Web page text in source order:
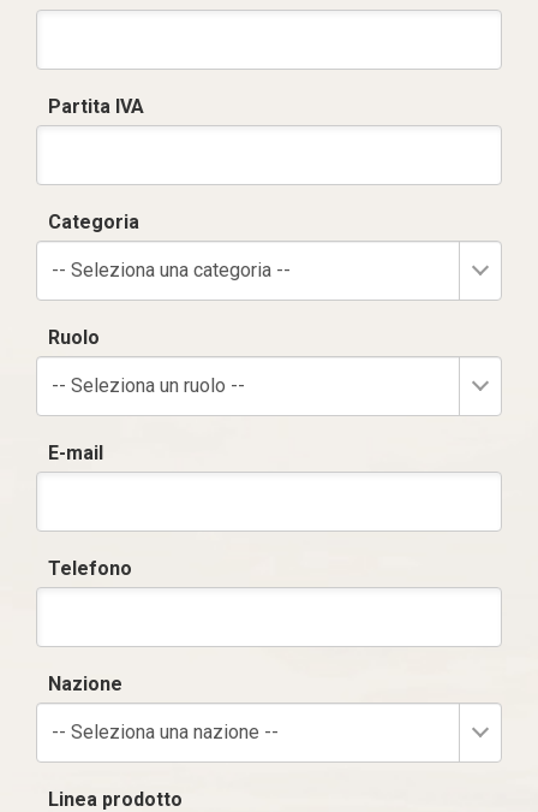
Partita IVA
Categoria
-- Seleziona una categoria --
Ruolo
-- Seleziona un ruolo --
E-mail
Telefono
Nazione
-- Seleziona una nazione --
Linea prodotto